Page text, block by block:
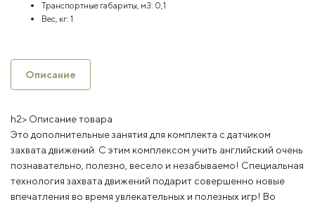
Транспортные габариты, м3: 0,1
Вес, кг: 1
Описание
h2> Описание товара
Это дополнительные занятия для комплекта с датчиком
захвата движений. С этим комплексом учить английский очень
познавательно, полезно, весело и незабываемо! Специальная
технология захвата движений подарит совершенно новые
впечатления во время увлекательных и полезных игр! Во